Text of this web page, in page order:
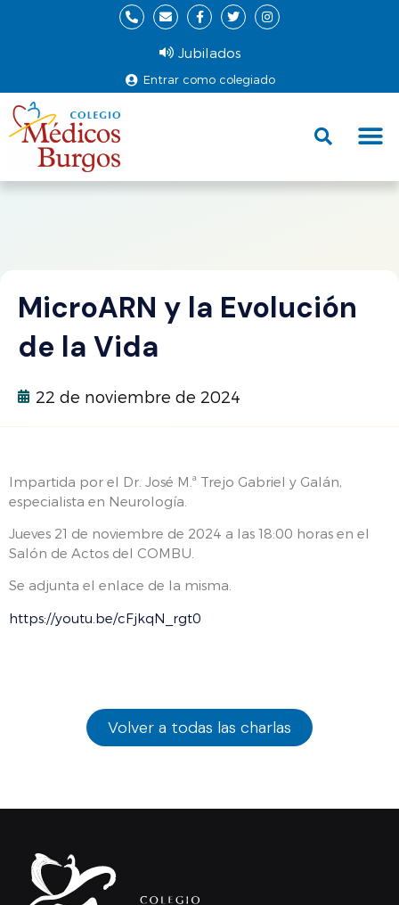
Entrar como colegiado
Jubilados
MicroARN y la Evolución
de la Vida
22 de noviembre de 2024
Impartida por el Dr. José M.ª Trejo Gabriel y Galán,
especialista en Neurología.
Jueves 21 de noviembre de 2024 a las 18:00 horas en el
Salón de Actos del COMBU.
Se adjunta el enlace de la misma.
https://youtu.be/cFjkqN_rgt0
Volver a todas las charlas